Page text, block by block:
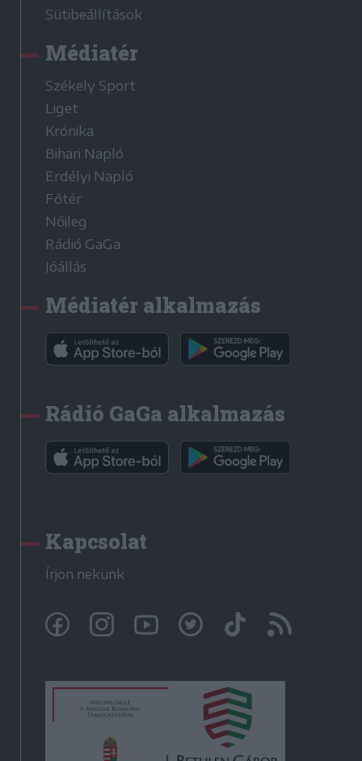
Sütibeállítások
Médiatér
Székely Sport
Liget
Krónika
Bihari Napló
Erdélyi Napló
Főtér
Nőileg
Rádió GaGa
Jóállás
Médiatér alkalmazás
Rádió GaGa alkalmazás
Kapcsolat
Írjon nekünk